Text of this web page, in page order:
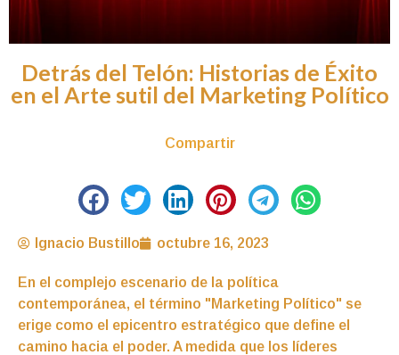
Detrás del Telón: Historias de Éxito
en el Arte sutil del Marketing Político
Compartir
Ignacio Bustillo octubre 16, 2023
En el complejo escenario de la política
contemporánea, el término "Marketing Político" se
erige como el epicentro estratégico que define el
camino hacia el poder. A medida que los líderes